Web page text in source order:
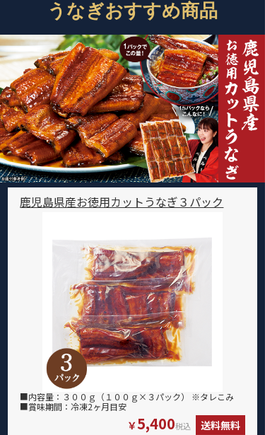
うなぎおすすめ商品
鹿児島県産お徳用カットうなぎ３パック
■内容量：３００ｇ（１００ｇ×３パック） ※タレこみ
■賞味期間：冷凍2ヶ月目安
￥5,400税込 送料無料